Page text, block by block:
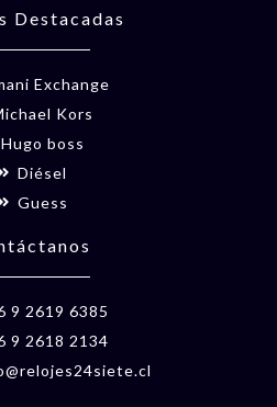
Destacadas
Exchange
Kors
Hugo boss
Diésel
Guess
9 2619 6385
9 2618 2134